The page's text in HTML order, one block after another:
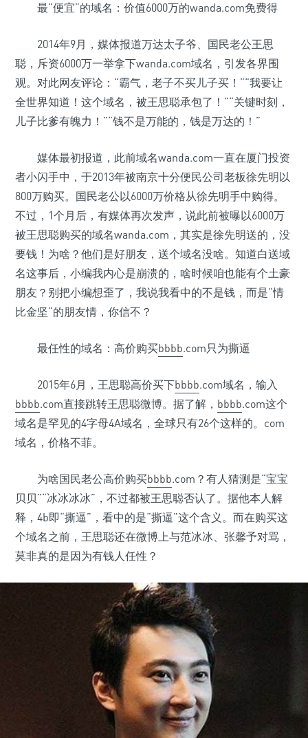
最“便宜”的域名：价值6000万的wanda.com免费得
2014年9月，媒体报道万达太子爷、国民老公王思
聪，斥资6000万一举拿下wanda.com域名，引发各界围
观。对此网友评论：“霸气，老子不买儿子买！”“我要让
全世界知道！这个域名，被王思聪承包了！”“关键时刻，
儿子比爹有魄力！”“钱不是万能的，钱是万达的！”
媒体最初报道，此前域名wanda.com一直在厦门投资
者小闪手中，于2013年被南京十分便民公司老板徐先明以
800万购买。国民老公以6000万价格从徐先明手中购得。
不过，1个月后，有媒体再次发声，说此前被曝以6000万
被王思聪购买的域名wanda.com，其实是徐先明送的，没
要钱！为啥？他们是好朋友，送个域名没啥。知道白送域
名这事后，小编我内心是崩溃的，啥时候咱也能有个土豪
朋友？别把小编想歪了，我说我看中的不是钱，而是“情
比金坚”的朋友情，你信不？
最任性的域名：高价购买bbbb.com只为撕逼
2015年6月，王思聪高价买下bbbb.com域名，输入
bbbb.com直接跳转王思聪微博。据了解， bbbb.com这个
域名是罕见的4字母4A域名，全球只有26个这样的。com
域名，价格不菲。
为啥国民老公高价购买bbbb.com？有人猜测是“宝宝
贝贝”“冰冰冰冰”，不过都被王思聪否认了。据他本人解
释，4b即“撕逼”，看中的是“撕逼”这个含义。而在购买这
个域名之前，王思聪还在微博上与范冰冰、张馨予对骂，
莫非真的是因为有钱人任性？